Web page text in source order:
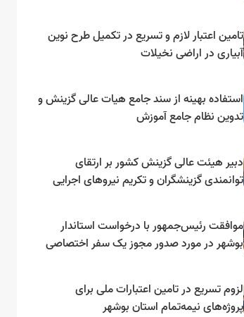
تامین اعتبار لازم و تسریع در تکمیل طرح نوین
آبیاری در اراضی نخیلات
استفاده بهینه از سند جامع هیات عالی گزینش و‌
تدوین نظام جامع آموزش
دبیر هیئت عالی گزینش کشور بر ارتقای
توانمندی گزینشگران و تکریم نیروهای اجرایی
موافقت رئیس‌جمهور با درخواست استاندار
بوشهر در مورد صدور مجوز یک سفر اختصاصی
لزوم تسریع در تامین اعتبارات ملی برای
پروژه‌های نیمه‌تمام استان بوشهر